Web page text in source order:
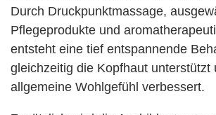
Durch Druckpunktmassage,
Pflegeprodukte und
entsteht eine tief entspannende
gleichzeitig die Kopfhaut unterstützt
allgemeine Wohlgefühl verbessert.